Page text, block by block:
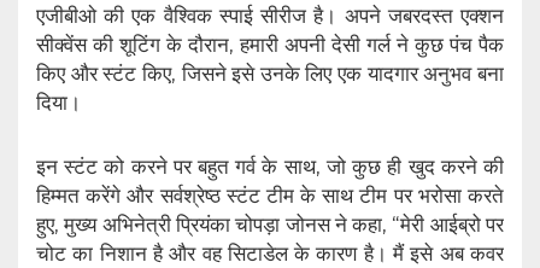
एजीबीओ की एक वैश्विक स्पाई सीरीज है। अपने जबरदस्त एक्शन
सीक्वेंस की शूटिंग के दौरान, हमारी अपनी देसी गर्ल ने कुछ पंच पैक
किए और स्टंट किए, जिसने इसे उनके लिए एक यादगार अनुभव बना
दिया।
इन स्टंट को करने पर बहुत गर्व के साथ, जो कुछ ही खुद करने की
हिम्मत करेंगे और सर्वश्रेष्ठ स्टंट टीम के साथ टीम पर भरोसा करते
हुए, मुख्य अभिनेत्री प्रियंका चोपड़ा जोनस ने कहा, “मेरी आईब्रो पर
चोट का निशान है और वह सिटाडेल के कारण है। मैं इसे अब कवर